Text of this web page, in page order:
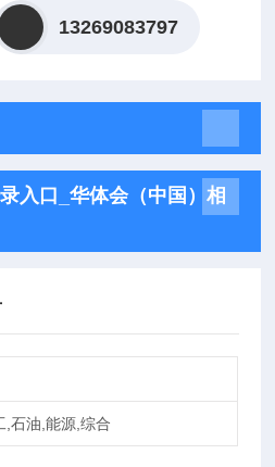
13269083797
入口_华体会（中国）相
,石油,能源,综合